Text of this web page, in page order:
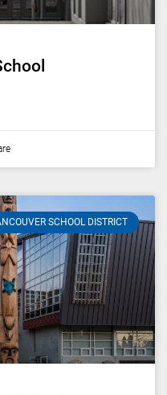
SCHOOL DISTRICT